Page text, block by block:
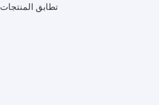
تطابق المنتجات.